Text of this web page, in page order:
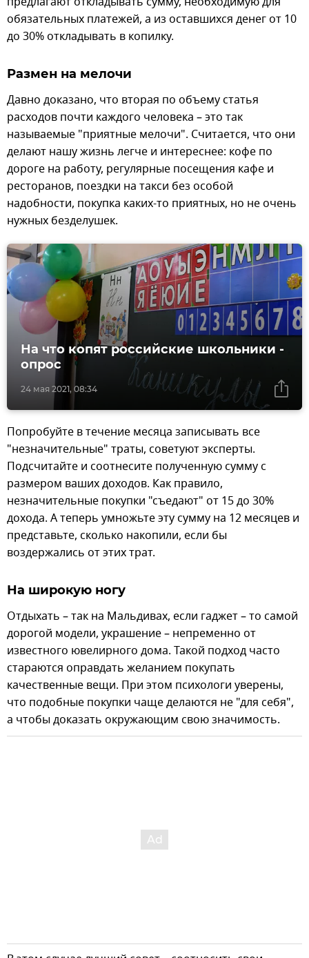
обязательных платежей, а из оставшихся денег от 10
до 30% откладывать в копилку.
Размен на мелочи
Давно доказано, что вторая по объему статья
расходов почти каждого человека – это так
называемые "приятные мелочи". Считается, что они
делают нашу жизнь легче и интереснее: кофе по
дороге на работу, регулярные посещения кафе и
ресторанов, поездки на такси без особой
надобности, покупка каких-то приятных, но не очень
нужных безделушек.
24 мая 2021, 08:34
На что копят российские школьники -
опрос
Попробуйте в течение месяца записывать все
"незначительные" траты, советуют эксперты.
Подсчитайте и соотнесите полученную сумму с
размером ваших доходов. Как правило,
незначительные покупки "съедают" от 15 до 30%
дохода. А теперь умножьте эту сумму на 12 месяцев и
представьте, сколько накопили, если бы
воздержались от этих трат.
На широкую ногу
Отдыхать – так на Мальдивах, если гаджет – то самой
дорогой модели, украшение – непременно от
известного ювелирного дома. Такой подход часто
стараются оправдать желанием покупать
качественные вещи. При этом психологи уверены,
что подобные покупки чаще делаются не "для себя",
а чтобы доказать окружающим свою значимость.